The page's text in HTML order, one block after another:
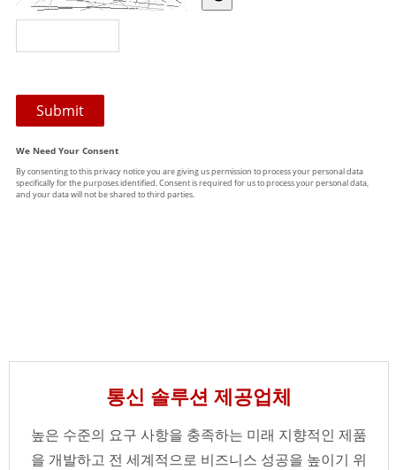
통신 솔루션 제공업체
높은 수준의 요구 사항을 충족하는 미래 지향적인 제품
을 개발하고 전 세계적으로 비즈니스 성공을 높이기 위